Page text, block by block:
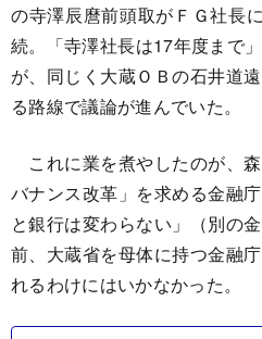
の寺澤辰麿前頭取がＦＧ社長
続。「寺澤社長は17年度まで
が、同じく大蔵ＯＢの石井道
る路線で議論が進んでいた。
これに業を煮やしたのが、
バナンス改革」を求める金融
と銀行は変わらない」（別の
前、大蔵省を母体に持つ金融
れるわけにはいかなかった。